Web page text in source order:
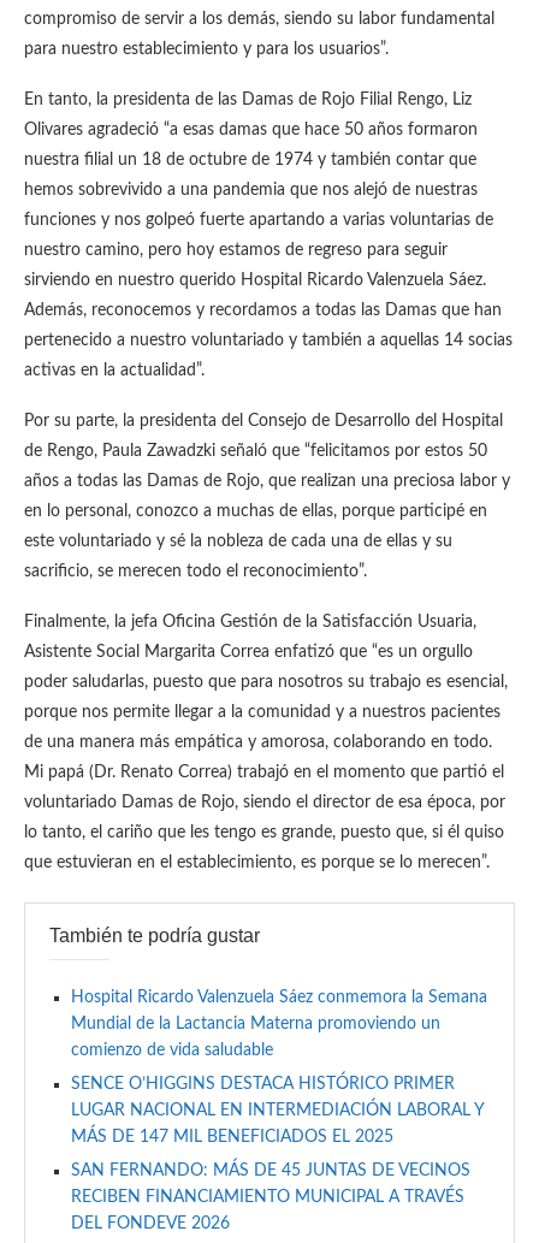
compromiso de servir a los demás, siendo su labor fundamental
para nuestro establecimiento y para los usuarios”.
En tanto, la presidenta de las Damas de Rojo Filial Rengo, Liz
Olivares agradeció “a esas damas que hace 50 años formaron
nuestra filial un 18 de octubre de 1974 y también contar que
hemos sobrevivido a una pandemia que nos alejó de nuestras
funciones y nos golpeó fuerte apartando a varias voluntarias de
nuestro camino, pero hoy estamos de regreso para seguir
sirviendo en nuestro querido Hospital Ricardo Valenzuela Sáez.
Además, reconocemos y recordamos a todas las Damas que han
pertenecido a nuestro voluntariado y también a aquellas 14 socias
activas en la actualidad”.
Por su parte, la presidenta del Consejo de Desarrollo del Hospital
de Rengo, Paula Zawadzki señaló que “felicitamos por estos 50
años a todas las Damas de Rojo, que realizan una preciosa labor y
en lo personal, conozco a muchas de ellas, porque participé en
este voluntariado y sé la nobleza de cada una de ellas y su
sacrificio, se merecen todo el reconocimiento”.
Finalmente, la jefa Oficina Gestión de la Satisfacción Usuaria,
Asistente Social Margarita Correa enfatizó que “es un orgullo
poder saludarlas, puesto que para nosotros su trabajo es esencial,
porque nos permite llegar a la comunidad y a nuestros pacientes
de una manera más empática y amorosa, colaborando en todo.
Mi papá (Dr. Renato Correa) trabajó en el momento que partió el
voluntariado Damas de Rojo, siendo el director de esa época, por
lo tanto, el cariño que les tengo es grande, puesto que, si él quiso
que estuvieran en el establecimiento, es porque se lo merecen”.
También te podría gustar
Hospital Ricardo Valenzuela Sáez conmemora la Semana
Mundial de la Lactancia Materna promoviendo un
comienzo de vida saludable
SENCE O’HIGGINS DESTACA HISTÓRICO PRIMER
LUGAR NACIONAL EN INTERMEDIACIÓN LABORAL Y
MÁS DE 147 MIL BENEFICIADOS EL 2025
SAN FERNANDO: MÁS DE 45 JUNTAS DE VECINOS
RECIBEN FINANCIAMIENTO MUNICIPAL A TRAVÉS
DEL FONDEVE 2026